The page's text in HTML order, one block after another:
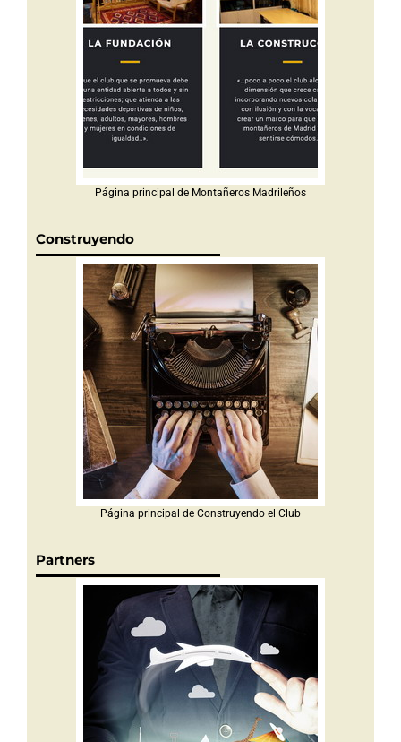
Página principal de Montañeros Madrileños
Construyendo
Página principal de Construyendo el Club
Partners